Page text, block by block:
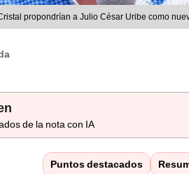
propondrían a Julio César Uribe como
de la nota con IA
Puntos destacados